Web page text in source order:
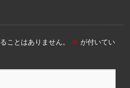
ことはありません。 ※ が付いてい